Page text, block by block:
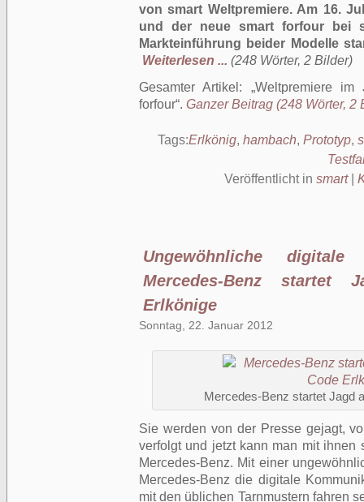
von smart Weltpremiere. Am 16.
und der neue smart forfour bei
Markteinführung beider Modelle
Weiterlesen ... (248 Wörter, 2 Bilder)
Gesamter Artikel:
Weltpremiere
forfour . Ganzer Beitrag (248 Wörter, 2
Tags:Erlkönig, hambach, Prototyp,
Veröffentlicht in smart|
Ungewöhnliche
Mercedes-Benz startet
Erlkönige
Sonntag, 22. Januar 2012
Mercedes-Benz startet Jagd
Sie werden von der Presse gejagt,
verfolgt und jetzt kann man mit
Mercedes-Benz. Mit einer
Mercedes-Benz die digitale
mit den üblichen Tarnmustern fahren